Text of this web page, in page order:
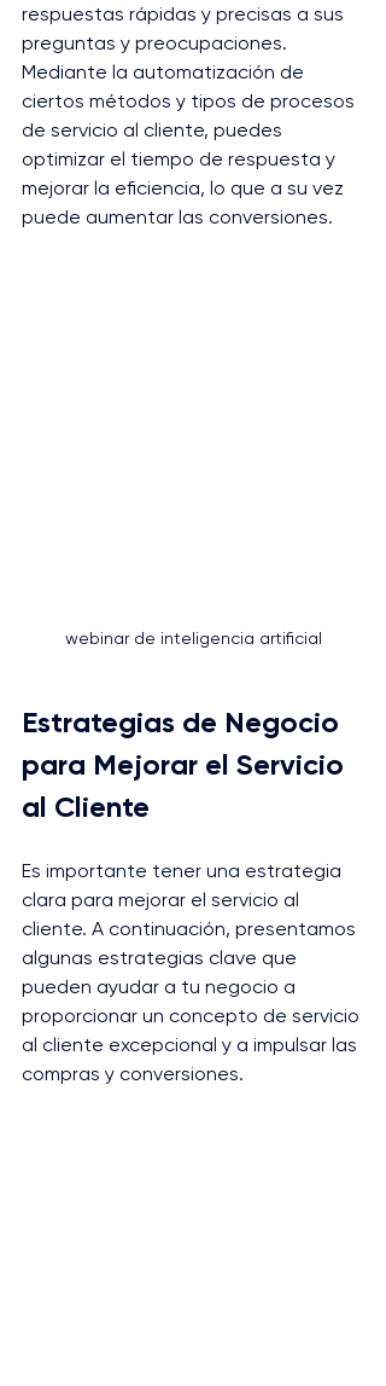
respuestas rápidas y precisas a sus
preguntas y preocupaciones.
Mediante la automatización de
ciertos métodos y tipos de procesos
de servicio al cliente, puedes
optimizar el tiempo de respuesta y
mejorar la eficiencia, lo que a su vez
puede aumentar las conversiones.
webinar de inteligencia artificial
Estrategias de Negocio
para Mejorar el Servicio
al Cliente
Es importante tener una estrategia
clara para mejorar el servicio al
cliente. A continuación, presentamos
algunas estrategias clave que
pueden ayudar a tu negocio a
proporcionar un concepto de servicio
al cliente excepcional y a impulsar las
compras y conversiones.